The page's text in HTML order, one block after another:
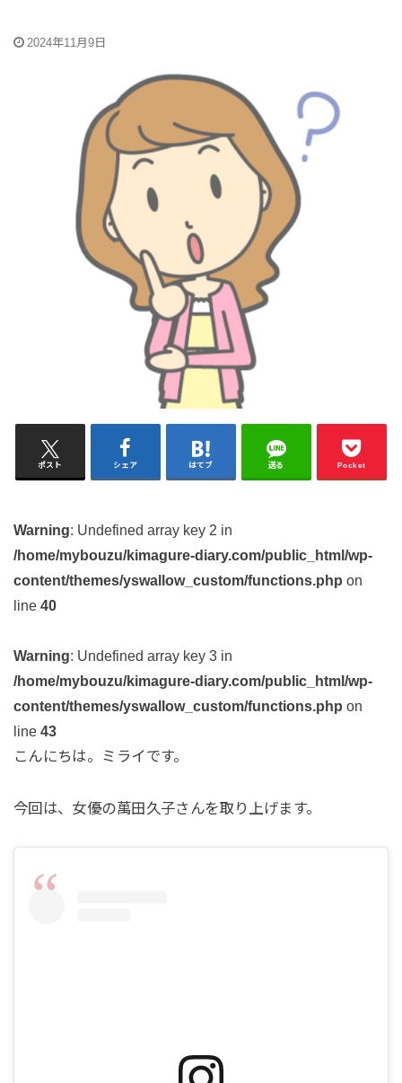
2024年11月9日
ポスト シェア はてブ 送る Pocket
Warning: Undefined array key 2 in
/home/mybouzu/kimagure-diary.com/public_html/wp-
content/themes/yswallow_custom/functions.php on
line 40
Warning: Undefined array key 3 in
/home/mybouzu/kimagure-diary.com/public_html/wp-
content/themes/yswallow_custom/functions.php on
line 43
こんにちは。ミライです。
今回は、女優の萬田久子さんを取り上げます。